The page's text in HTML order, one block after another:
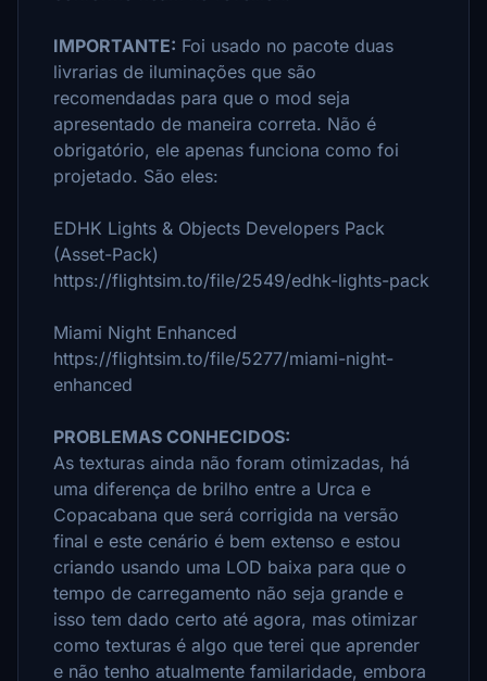
IMPORTANTE: Foi usado no pacote duas
livrarias de iluminações que são
recomendadas para que o mod seja
apresentado de maneira correta. Não é
obrigatório, ele apenas funciona como foi
projetado. São eles:
EDHK Lights & Objects Developers Pack
(Asset-Pack)
https://flightsim.to/file/2549/edhk-lights-pack
Miami Night Enhanced
https://flightsim.to/file/5277/miami-night-
enhanced
PROBLEMAS CONHECIDOS:
As texturas ainda não foram otimizadas, há
uma diferença de brilho entre a Urca e
Copacabana que será corrigida na versão
final e este cenário é bem extenso e estou
criando usando uma LOD baixa para que o
tempo de carregamento não seja grande e
isso tem dado certo até agora, mas otimizar
como texturas é algo que terei que aprender
e não tenho atualmente familaridade, embora